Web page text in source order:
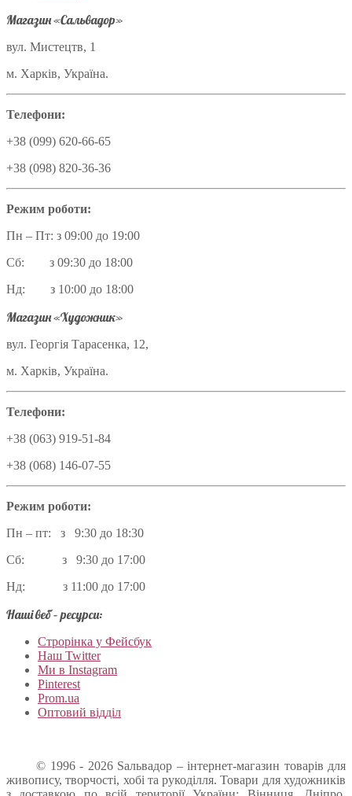
Магазин «Сальвадор»
вул. Мистецтв, 1
м. Харків, Україна.
Телефони:
+38 (099) 620-66-65
+38 (098) 820-36-36
Режим роботи:
Пн – Пт: з 09:00 до 19:00
Сб: з 09:30 до 18:00
Нд: з 10:00 до 18:00
Магазин «Художник»
вул. Георгія Тарасенка, 12,
м. Харків, Україна.
Телефони:
+38 (063) 919-51-84
+38 (068) 146-07-55
Режим роботи:
Пн – пт: з 9:30 до 18:30
Сб: з 9:30 до 17:00
Нд: з 11:00 до 17:00
Наші веб – ресурси:
Строрінка у Фейсбук
Наш Twitter
Ми в Instagram
Pinterest
Prom.ua
Оптовий відділ
© 1996 - 2026 Sальвадор – інтернет-магазин товарів для
живопису, творчості, хобі та рукоділля. Товари для художників